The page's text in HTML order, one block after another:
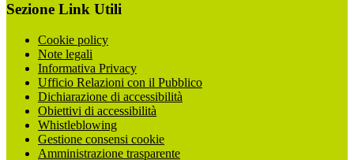
Sezione Link Utili
Cookie policy
Note legali
Informativa Privacy
Ufficio Relazioni con il Pubblico
Dichiarazione di accessibilità
Obiettivi di accessibilità
Whistleblowing
Gestione consensi cookie
Amministrazione trasparente